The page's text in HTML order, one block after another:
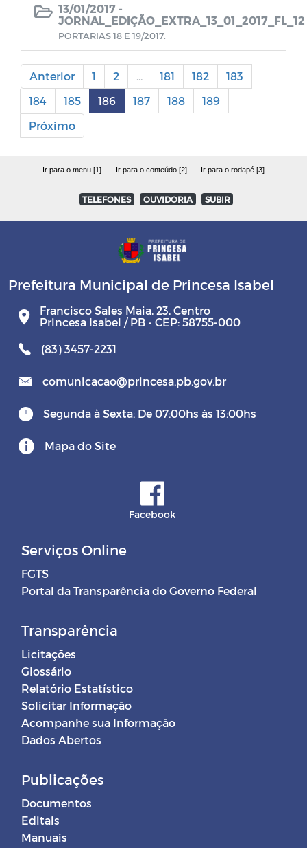
13/01/2017 -
JORNAL_EDIÇÃO_EXTRA_13_01_2017_FL_12
PORTARIAS 18 E 19/2017.
Anterior 1 2 ... 181 182
183
184
185 186 187 188
189
Próximo
Ir para o menu [1] Ir para o conteúdo [2] Ir para o rodapé [3]
TELEFONES OUVIDORIA SUBIR
Prefeitura Municipal de Princesa Isabel
Francisco Sales Maia, 23, Centro
Princesa Isabel / PB - CEP: 58755-000
(83) 3457-2231
comunicacao@princesa.pb.gov.br
Segunda à Sexta: De 07:00hs às 13:00hs
Mapa do Site
Facebook
Serviços Online
FGTS
Portal da Transparência do Governo Federal
Transparência
Licitações
Glossário
Relatório Estatístico
Solicitar Informação
Acompanhe sua Informação
Dados Abertos
Publicações
Documentos
Editais
Manuais